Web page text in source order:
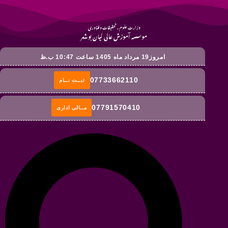
وزارت علوم ، تحقیقات و فناوری
موسسه آموزش عالی لیان بوشهر
امروز19 مرداد ماه 1405 ساعت 10:47 ب.ظ
07733662110 ثبــت نــام
07791570410 مــالی اداری